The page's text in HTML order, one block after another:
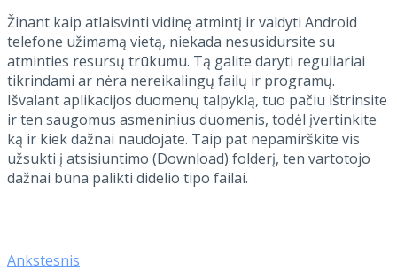
Žinant kaip atlaisvinti vidinę atmintį ir valdyti Android
telefone užimamą vietą, niekada nesusidursite su
atminties resursų trūkumu. Tą galite daryti reguliariai
tikrindami ar nėra nereikalingų failų ir programų.
Išvalant aplikacijos duomenų talpyklą, tuo pačiu ištrinsite
ir ten saugomus asmeninius duomenis, todėl įvertinkite
ką ir kiek dažnai naudojate. Taip pat nepamirškite vis
užsukti į atsisiuntimo (Download) folderį, ten vartotojo
dažnai būna palikti didelio tipo failai.
Ankstesnis